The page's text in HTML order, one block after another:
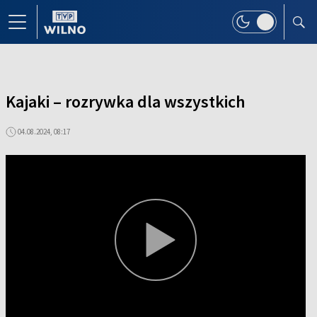
Kajaki – rozrywka dla wszystkich
04.08.2024, 08:17